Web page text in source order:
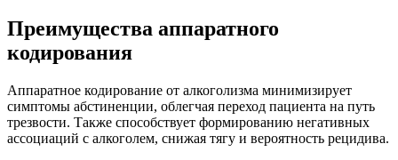
Преимущества аппаратного
кодирования
Аппаратное кодирование от алкоголизма минимизирует
симптомы абстиненции, облегчая переход пациента на путь
трезвости. Также способствует формированию негативных
ассоциаций с алкоголем, снижая тягу и вероятность рецидива.